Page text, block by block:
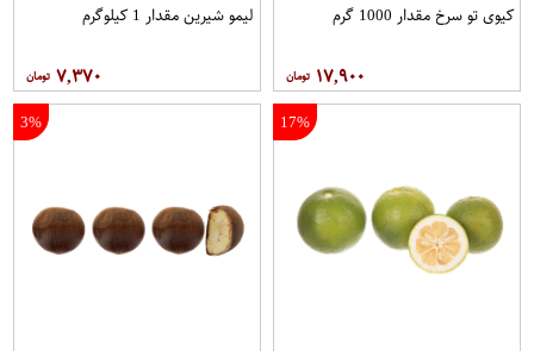
کیوی تو سرخ مقدار 1000 گرم
۱۷,۹۰۰
لیمو شیرین مقدار 1 کیلوگرم
۷,۳۷۰
17%
3%